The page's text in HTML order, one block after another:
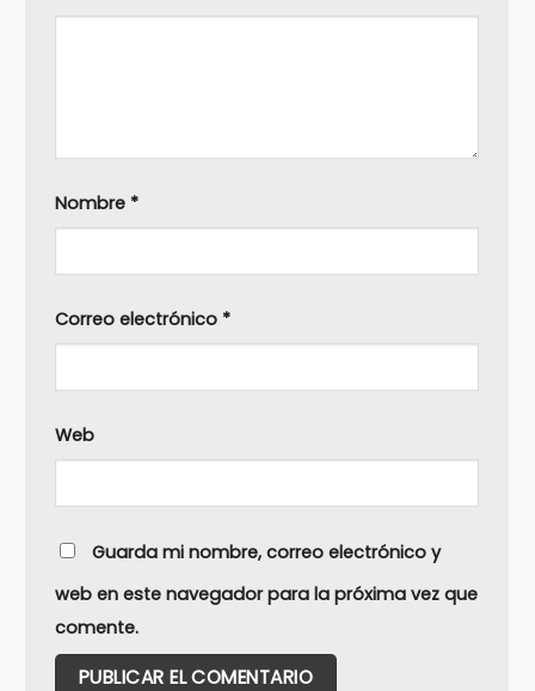
Nombre *
Correo electrónico *
Web
Guarda mi nombre, correo electrónico y
web en este navegador para la próxima vez que
comente.